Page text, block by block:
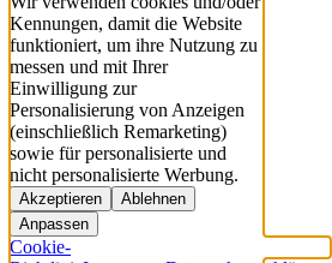
Kennungen, damit die Website
funktioniert, um ihre Nutzung zu
messen und mit Ihrer
Einwilligung zur
Personalisierung von Anzeigen
(einschließlich Remarketing)
sowie für personalisierte und
nicht personalisierte Werbung.
Akzeptieren
Ablehnen
Anpassen
Cookie-